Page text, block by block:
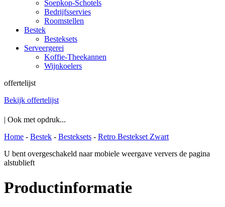
Soepkop-Schotels
Bedrijfsservies
Roomstellen
Bestek
Besteksets
Serveergerei
Koffie-Theekannen
Wijnkoelers
offertelijst
Bekijk offertelijst
| Ook met opdruk...
Home - Bestek - Besteksets - Retro Bestekset Zwart
U bent overgeschakeld naar mobiele weergave ververs de pagina
alstublieft
Productinformatie